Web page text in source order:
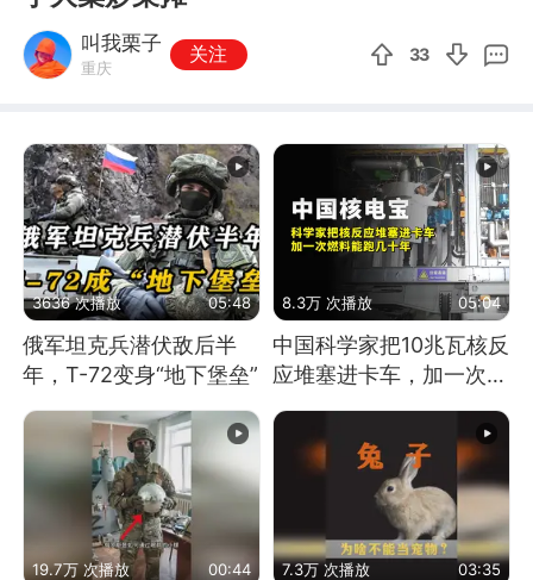
叫我栗子
重庆
关注 33
3636 次播放 05:48
俄军坦克兵潜伏敌后半
年，T-72变身“地下堡垒”
8.3万 次播放 05:04
中国科学家把10兆瓦核反
应堆塞进卡车，加一次燃
料能跑几十年
19.7万 次播放 00:44 7.3万 次播放 03:35